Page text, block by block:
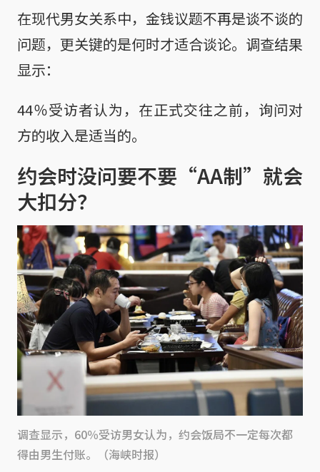
在现代男女关系中，金钱议题不再是谈不谈的
问题，更关键的是何时才适合谈论。调查结果
显示：
44％受访者认为，在正式交往之前，询问对
方的收入是适当的。
约会时没问要不要“AA制”就会
大扣分？
调查显示，60％受访男女认为，约会饭局不一定每次都
得由男生付账。（海峡时报）